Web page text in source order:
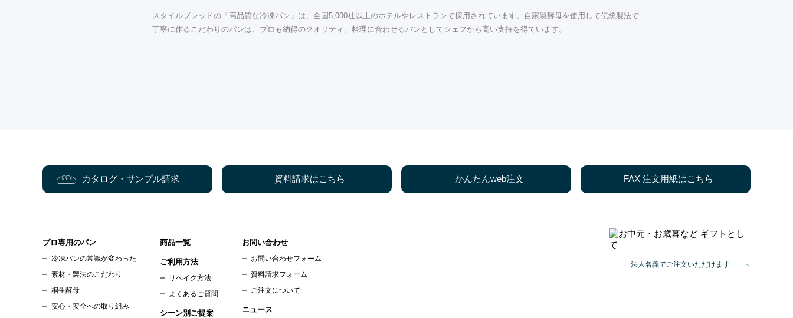
スタイルブレッドの「高品質な冷凍パン」は、全国5,000社以上のホテルやレストランで採用されています。自家製酵母を使用して伝統製法で
丁寧に作るこだわりのパンは、プロも納得のクオリティ。料理に合わせるパンとしてシェフから高い支持を得ています。
カタログ・サンプル請求 資料請求はこちら かんたんweb注文 FAX 注文用紙はこちら
プロ専用のパン
冷凍パンの常識が変わった
素材・製法のこだわり
桐生酵母
安心・安全への取り組み
商品一覧
ご利用方法
リベイク方法
よくあるご質問
シーン別ご提案
お問い合わせ
お問い合わせフォーム
資料請求フォーム
ご注文について
ニュース
法人名義でご注文いただけます